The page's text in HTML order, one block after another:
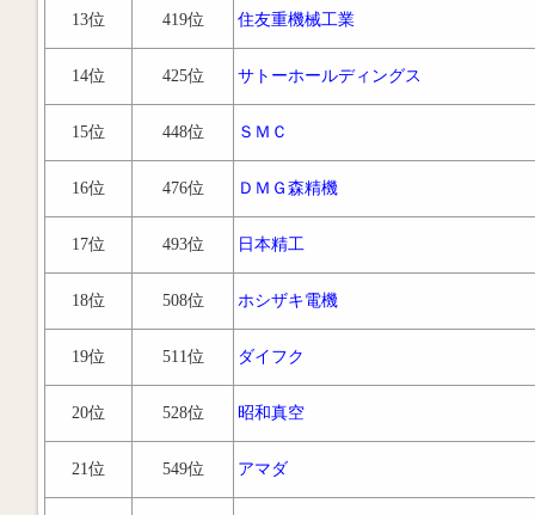
13位 419位 住友重機械工業
14位 425位 サトーホールディングス
15位 448位 ＳＭＣ
16位 476位 ＤＭＧ森精機
17位 493位 日本精工
18位 508位 ホシザキ電機
19位 511位 ダイフク
20位 528位 昭和真空
21位 549位 アマダ